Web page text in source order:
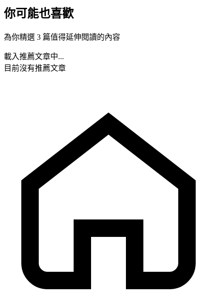
你可能也喜歡
為你精選 3 篇值得延伸閱讀的內容
載入推薦文章中...
目前沒有推薦文章